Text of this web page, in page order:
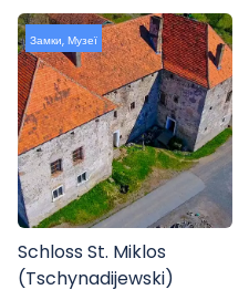
Замки, Музеї
Schloss St. Miklos
(Tschynadijewski)